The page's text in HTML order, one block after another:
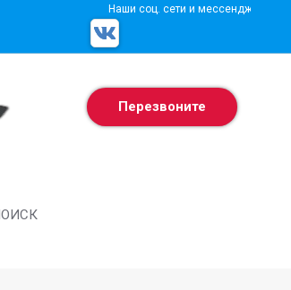
Наши соц. сети и мессенджеры
Перезвоните